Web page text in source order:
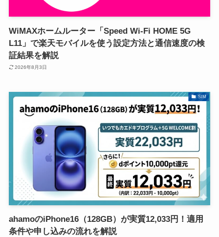
WiMAXホームルーター「Speed Wi-Fi HOME 5G
L11」で楽天モバイルを使う設定方法と通信速度の検
証結果を解説
2026年8月3日
SIM
ahamoのiPhone16（128GB）が実質12,033円！適用
条件や申し込みの流れを解説